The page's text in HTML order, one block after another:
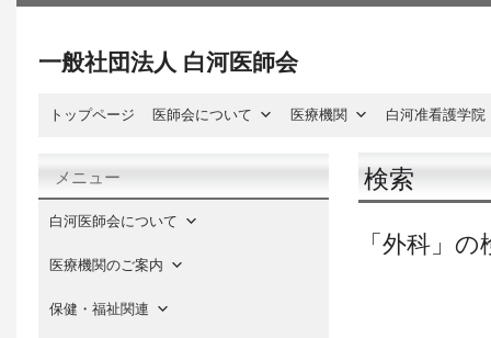
一般社団法人 白河医師会
トップページ 医師会について 医療機関 白河准看護学院
検索
「外科」
メニュー
白河医師会について
医療機関のご案内
保健・福祉関連